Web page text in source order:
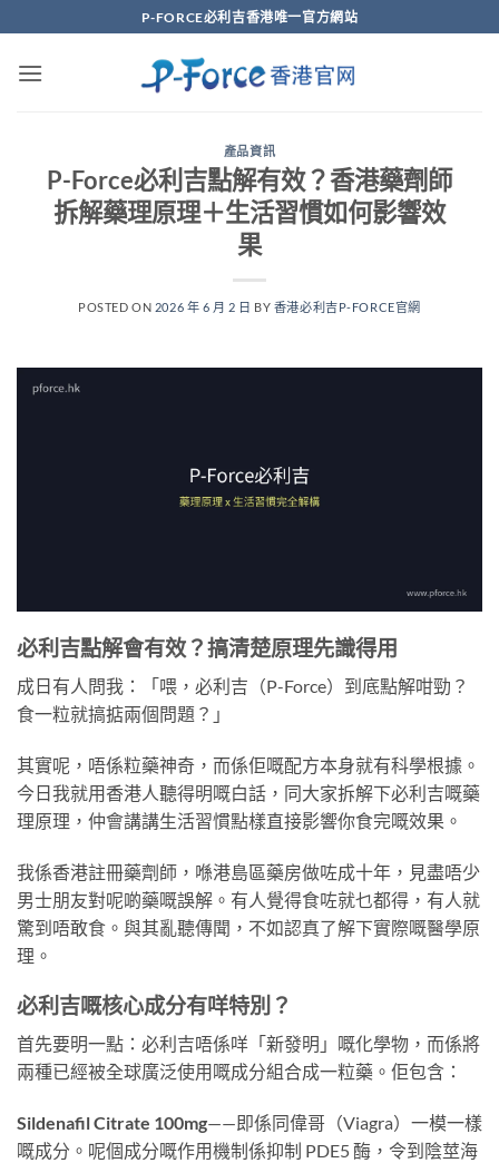
to
content
P-FORCE必利吉香港唯一官方網站
產品資訊
P-Force必利吉點解有效？香港藥劑師
拆解藥理原理＋生活習慣如何影響效
果
POSTED ON 2026 年 6 月 2 日 BY 香港必利吉P-FORCE官網
必利吉點解會有效？搞清楚原理先識得用
成日有人問我：「喂，必利吉（P-Force）到底點解咁勁？
食一粒就搞掂兩個問題？」
其實呢，唔係粒藥神奇，而係佢嘅配方本身就有科學根據。
今日我就用香港人聽得明嘅白話，同大家拆解下必利吉嘅藥
理原理，仲會講講生活習慣點樣直接影響你食完嘅效果。
我係香港註冊藥劑師，喺港島區藥房做咗成十年，見盡唔少
男士朋友對呢啲藥嘅誤解。有人覺得食咗就乜都得，有人就
驚到唔敢食。與其亂聽傳聞，不如認真了解下實際嘅醫學原
理。
必利吉嘅核心成分有咩特別？
首先要明一點：必利吉唔係咩「新發明」嘅化學物，而係將
兩種已經被全球廣泛使用嘅成分組合成一粒藥。佢包含：
Sildenafil Citrate 100mg——即係同偉哥（Viagra）一模一樣
嘅成分。呢個成分嘅作用機制係抑制 PDE5 酶，令到陰莖海